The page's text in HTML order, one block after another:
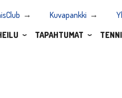
Kuvapankki
TAPAHTUMAT